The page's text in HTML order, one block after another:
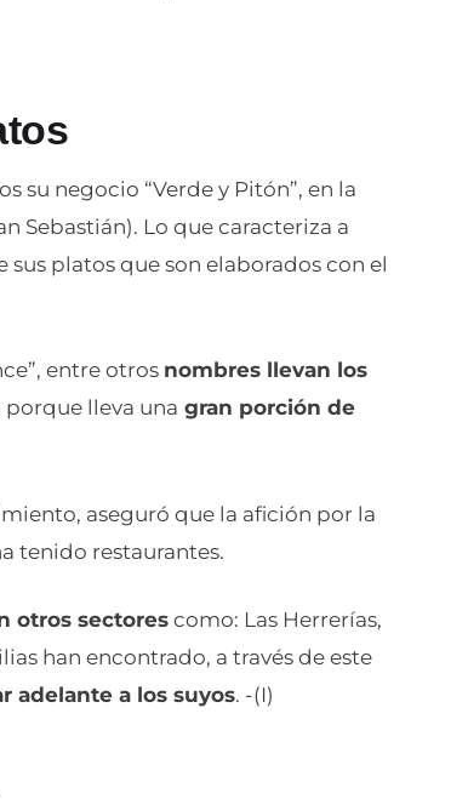
su negocio “Verde y Pitón”, en la
Sebastián). Lo que caracteriza a
sus platos que son elaborados con el
entre otros nombres llevan los
porque lleva una gran porción de
aseguró que la afición por la
tenido restaurantes.
otros sectores como: Las Herrerías,
han encontrado, a través de este
adelante a los suyos. -(I)